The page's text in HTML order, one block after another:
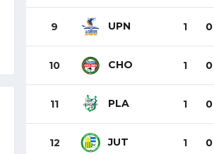
9 UPN 1 0
10 CHO 1 0
11 PLA 1 0
12 JUT 1 0